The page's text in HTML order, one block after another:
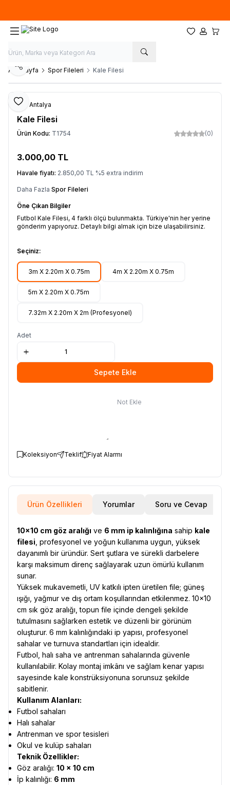
Favorilerim
Hesabım
Ana Sayfa Spor Fileleri Kale Filesi
Favoriye Ekle
Paylaş
File Antalya
Kale Filesi
Ürün Kodu: T1754 (0)
3.000,00 TL
Havale fiyatı: 2.850,00 TL %5 extra indirim
Daha Fazla Spor Fileleri
Öne Çıkan Bilgiler
Futbol Kale Filesi, 4 farklı ölçü bulunmakta. Türkiye'nin her yerine
gönderim yapıyoruz. Detaylı bilgi almak için bize ulaşabilirsiniz.
Seçiniz:
3m X 2.20m X 0.75m 4m X 2.20m X 0.75m
5m X 2.20m X 0.75m
7.32m X 2.20m X 2m (Profesyonel)
Adet
Sepete Ekle
Not Ekle
Koleksiyon Teklif Fiyat Alarmı
Ürün Özellikleri Yorumlar Soru ve Cevap
10×10 cm göz aralığı ve 6 mm ip kalınlığına sahip kale
filesi , profesyonel ve yoğun kullanıma uygun, yüksek
dayanımlı bir üründür. Sert şutlara ve sürekli darbelere
karşı maksimum direnç sağlayarak uzun ömürlü kullanım
sunar.
Yüksek mukavemetli, UV katkılı ipten üretilen file; güneş
ışığı, yağmur ve dış ortam koşullarından etkilenmez. 10×10
cm sık göz aralığı, topun file içinde dengeli şekilde
tutulmasını sağlarken estetik ve düzenli bir görünüm
oluşturur. 6 mm kalınlığındaki ip yapısı, profesyonel
sahalar ve turnuva standartları için idealdir.
Futbol, halı saha ve antrenman sahalarında güvenle
kullanılabilir. Kolay montaj imkânı ve sağlam kenar yapısı
sayesinde kale konstrüksiyonuna sorunsuz şekilde
sabitlenir.
Kullanım Alanları:
Futbol sahaları
Halı sahalar
Antrenman ve spor tesisleri
Okul ve kulüp sahaları
Teknik Özellikler:
Göz aralığı: 10 × 10 cm
İp kalınlığı: 6 mm